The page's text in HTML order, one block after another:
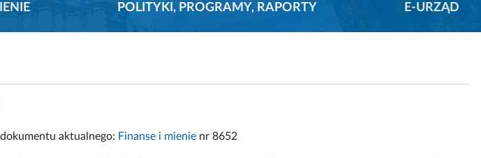
POLITYKI, PROGRAMY, RAPORTY E-URZĄD
aktualnego: Finanse i mienie nr 8652